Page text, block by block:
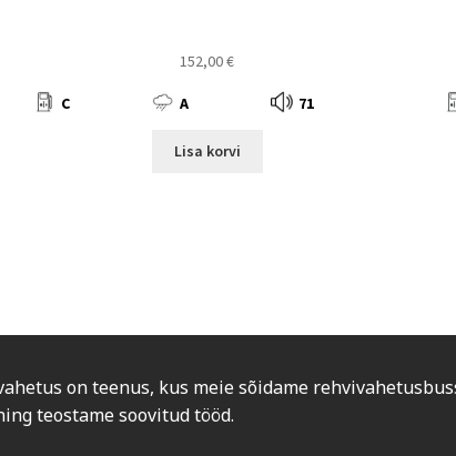
152,00€
C A 71
Lisa korvi
on teenus, kus meie sõidame
teostame soovitud tööd.